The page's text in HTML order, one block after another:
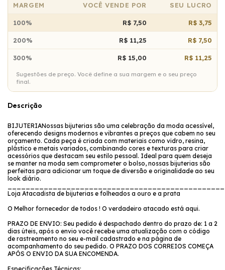
MARGEM VOCÊ VENDE POR SEU LUCRO
100% R$ 7,50 R$ 3,75
200% R$ 11,25 R$ 7,50
300% R$ 15,00 R$ 11,25
Sugestões de preço. Você define a sua margem e o seu preço
final.
Descrição
BIJUTERIANossas bijuterias são uma celebração da moda acessível,
oferecendo designs modernos e vibrantes a preços que cabem no seu
orçamento. Cada peça é criada com materiais como vidro, resina,
plástico e metais variados, combinando cores e texturas para criar
acessórios que destacam seu estilo pessoal. Ideal para quem deseja
se manter na moda sem comprometer o bolso, nossas bijuterias são
perfeitas para adicionar um toque de diversão e originalidade ao seu
look diário.
Loja Atacadista de bijuterias e folheados a ouro e a prata
O Melhor fornecedor de todos ! O verdadeiro atacado está aqui.
PRAZO DE ENVIO: Seu pedido é despachado dentro do prazo de: 1 a 2
dias úteis, após o envio você recebe uma atualização com o código
de rastreamento no seu e-mail cadastrado e na página de
acompanhamento do seu pedido. O PRAZO DOS CORREIOS COMEÇA
APÓS O ENVIO DA SUA ENCOMENDA.